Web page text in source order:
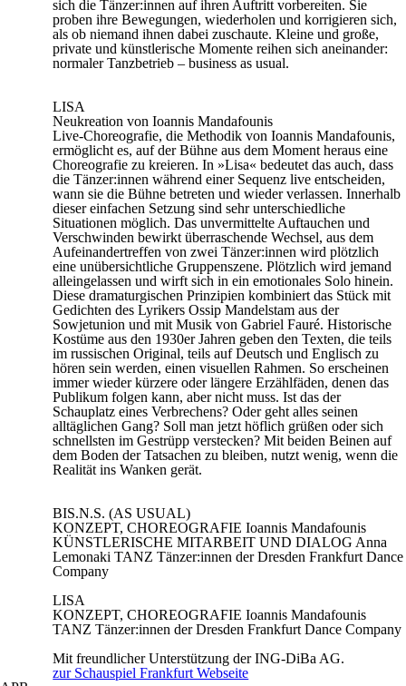
sich die Tänzer:innen auf ihren Auftritt vorbereiten. Sie
proben ihre Bewegungen, wiederholen und korrigieren sich,
als ob niemand ihnen dabei zuschaute. Kleine und große,
private und künstlerische Momente reihen sich aneinander:
normaler Tanzbetrieb – business as usual.
LISA
Neukreation von Ioannis Mandafounis
Live-Choreografie, die Methodik von Ioannis Mandafounis,
ermöglicht es, auf der Bühne aus dem Moment heraus eine
Choreografie zu kreieren. In »Lisa« bedeutet das auch, dass
die Tänzer:innen während einer Sequenz live entscheiden,
wann sie die Bühne betreten und wieder verlassen. Innerhalb
dieser einfachen Setzung sind sehr unterschiedliche
Situationen möglich. Das unvermittelte Auftauchen und
Verschwinden bewirkt überraschende Wechsel, aus dem
Aufeinandertreffen von zwei Tänzer:innen wird plötzlich
eine unübersichtliche Gruppenszene. Plötzlich wird jemand
alleingelassen und wirft sich in ein emotionales Solo hinein.
Diese dramaturgischen Prinzipien kombiniert das Stück mit
Gedichten des Lyrikers Ossip Mandelstam aus der
Sowjetunion und mit Musik von Gabriel Fauré. Historische
Kostüme aus den 1930er Jahren geben den Texten, die teils
im russischen Original, teils auf Deutsch und Englisch zu
hören sein werden, einen visuellen Rahmen. So erscheinen
immer wieder kürzere oder längere Erzählfäden, denen das
Publikum folgen kann, aber nicht muss. Ist das der
Schauplatz eines Verbrechens? Oder geht alles seinen
alltäglichen Gang? Soll man jetzt höflich grüßen oder sich
schnellsten im Gestrüpp verstecken? Mit beiden Beinen auf
dem Boden der Tatsachen zu bleiben, nutzt wenig, wenn die
Realität ins Wanken gerät.
BIS.N.S. (AS USUAL)
KONZEPT, CHOREOGRAFIE Ioannis Mandafounis
KÜNSTLERISCHE MITARBEIT UND DIALOG Anna
LemonakiTANZ Tänzer:innen der Dresden Frankfurt Dance
Company
LISA
KONZEPT, CHOREOGRAFIE Ioannis Mandafounis
TANZTänzer:innen der Dresden Frankfurt Dance Company
Mit freundlicher Unterstützung der ING-DiBa AG.
zur Schauspiel Frankfurt Webseite